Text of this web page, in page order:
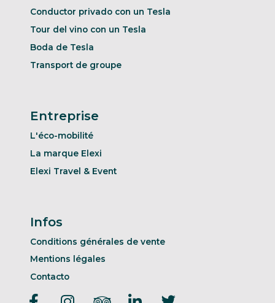
Conductor privado con un Tesla
Tour del vino con un Tesla
Boda de Tesla
Transport de groupe
Entreprise
L'éco-mobilité
La marque Elexi
Elexi Travel & Event
Infos
Conditions générales de vente
Mentions légales
Contacto